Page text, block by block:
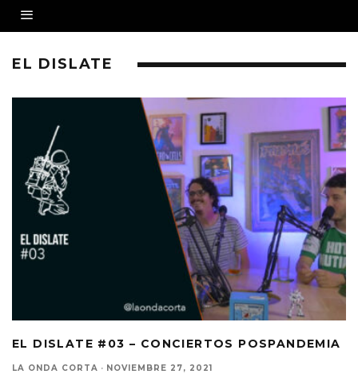
EL DISLATE
EL DISLATE #03 – CONCIERTOS POSPANDEMIA
LA ONDA CORTA · NOVIEMBRE 27, 2021